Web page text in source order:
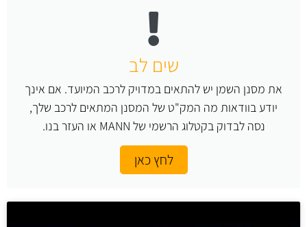
שים לב
את מסנן השמן יש להתאים במדויק לרכב המיועד. אם אינך
יודע בוודאות מה המק"ט של המסנן המתאים לרכב שלך,
נסה לבדוק בקטלוג הרשמי של MANN או העזר בנו.
לחץ כאן